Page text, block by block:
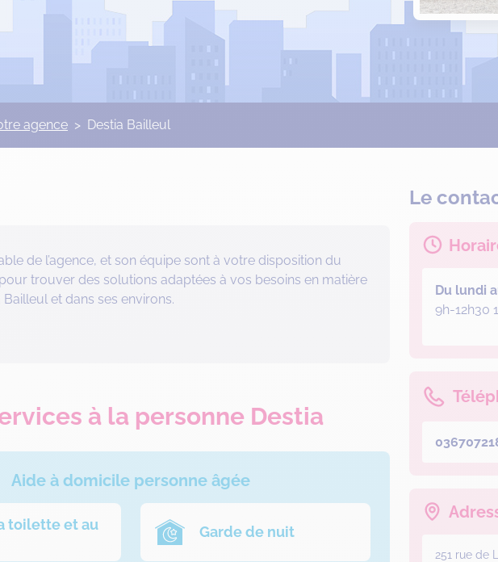
agence > Destia Bailleul
de l’agence, et son équipe sont à votre disposition du
trouver des solutions adaptées à vos besoins en matière
Bailleul et dans ses environs.
à la personne Destia
Aide à domicile personne âgée
toilette et au
Garde de nuit
Le
Du lundi
9h-12h30
251 rue de